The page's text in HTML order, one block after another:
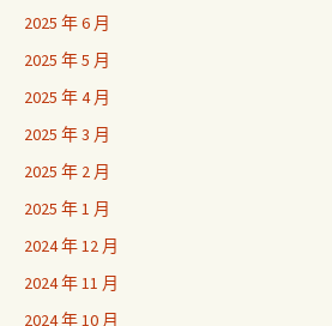
2025 年 6 月
2025 年 5 月
2025 年 4 月
2025 年 3 月
2025 年 2 月
2025 年 1 月
2024 年 12 月
2024 年 11 月
2024 年 10 月